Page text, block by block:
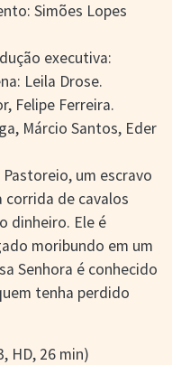
Simões Lopes
executiva:
Leila Drose.
Felipe Ferreira.
Márcio Santos, Eder
um escravo
corrida de cavalos
dinheiro. Ele é
moribundo em um
Senhora é conhecido
tenha perdido
HD, 26 min)